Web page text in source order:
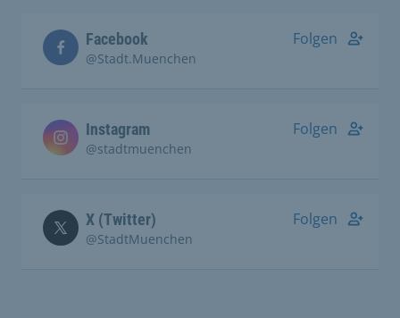
Facebook
@Stadt.Muenchen
Folgen
Instagram
@stadtmuenchen
Folgen
X (Twitter)
@StadtMuenchen
Folgen